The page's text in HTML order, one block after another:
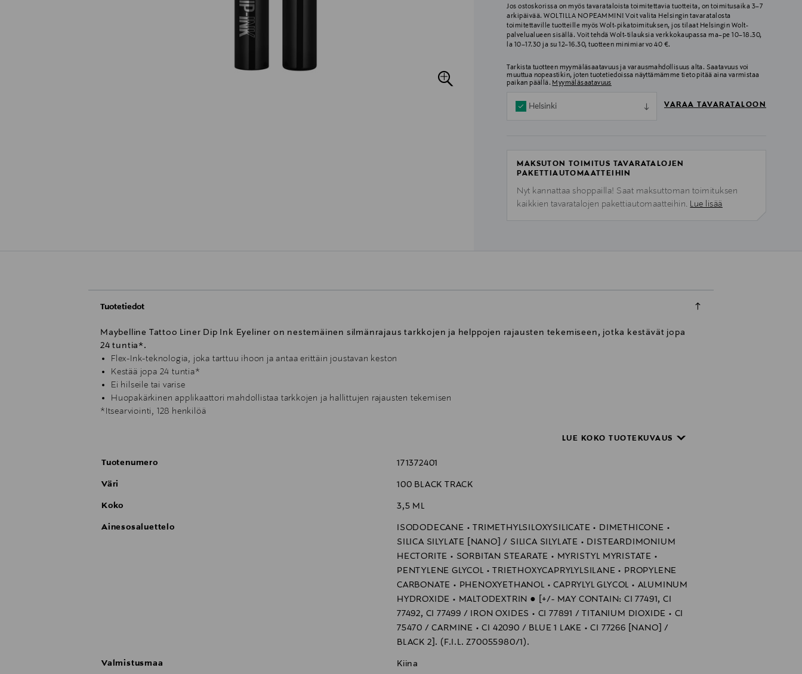
Jos ostoskorissa on myös tavarataloista toimitettavia tuotteita, on toimitusaika 3–7
arkipäivää. WOLTILLA NOPEAMMIN! Voit valita Helsingin tavaratalosta
toimitettaville tuotteille myös Wolt-pikatoimituksen, jos tilaat Helsingin Wolt-
palvelualueen sisällä. Voit tehdä Wolt-tilauksia verkkokaupassa ma–pe 10–18.30,
la 10–17.30 ja su 12–16.30, tuotteen minimiarvo 40 €.
Tarkista tuotteen myymäläsaatavuus ja varausmahdollisuus alta. Saatavuus voi
muuttua nopeastikin, joten tuotetiedoissa näyttämämme tieto pitää aina varmistaa
paikan päällä. Myymäläsaatavuus
Helsinki VARAA TAVARATALOON
MAKSUTON TOIMITUS TAVARATALOJEN
PAKETTIAUTOMAATTEIHIN
Nyt kannattaa shoppailla! Saat maksuttoman toimituksen
kaikkien tavaratalojen pakettiautomaatteihin. Lue lisää
Tuotetiedot
Maybelline Tattoo Liner Dip Ink Eyeliner on nestemäinen silmänrajaus tarkkojen ja helppojen rajausten tekemiseen, jotka kestävät jopa
24 tuntia*.
Flex-Ink-teknologia, joka tarttuu ihoon ja antaa erittäin joustavan keston
Kestää jopa 24 tuntia*
Ei hilseile tai varise
Huopakärkinen applikaattori mahdollistaa tarkkojen ja hallittujen rajausten tekemisen
*Itsearviointi, 128 henkilöä
LUE KOKO TUOTEKUVAUS
Tuotenumero 171372401
Väri 100 BLACK TRACK
Koko 3,5 ML
Ainesosaluettelo
ISODODECANE • TRIMETHYLSILOXYSILICATE • DIMETHICONE •
SILICA SILYLATE [NANO] / SILICA SILYLATE • DISTEARDIMONIUM
HECTORITE • SORBITAN STEARATE • MYRISTYL MYRISTATE •
PENTYLENE GLYCOL • TRIETHOXYCAPRYLYLSILANE • PROPYLENE
CARBONATE • PHENOXYETHANOL • CAPRYLYL GLYCOL • ALUMINUM
HYDROXIDE • MALTODEXTRIN ● [+/- MAY CONTAIN: CI 77491, CI
77492, CI 77499 / IRON OXIDES • CI 77891 / TITANIUM DIOXIDE • CI
75470 / CARMINE • CI 42090 / BLUE 1 LAKE • CI 77266 [NANO] /
BLACK 2]. (F.I.L. Z70055980/1).
Valmistusmaa Kiina